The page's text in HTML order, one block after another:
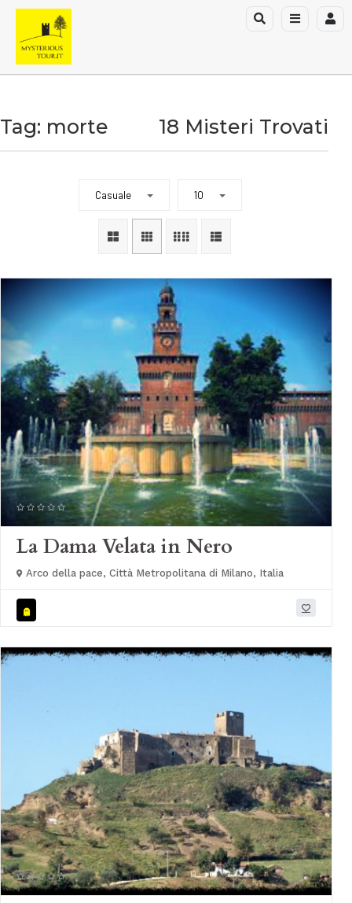
Tag: morte 18 Misteri Trovati
Casuale 10
La Dama Velata in Nero
Arco della pace, Città Metropolitana di Milano, Italia